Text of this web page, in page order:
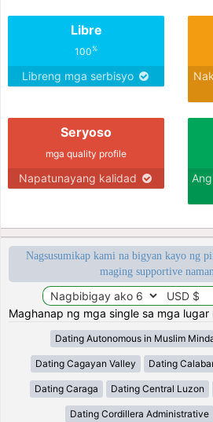
Libre
100%
Libreng mga serbisyo
Seryoso
mga quality profile
Napatunayang kalidad
Nagsusumikap kami na bigyan kayo ng
maging supportive
Maghanap ng mga single sa mga lugar
Dating Autonomous in Muslim
Dating Cagayan Valley Dating
Dating Caraga Dating Central Luzon
Dating Cordillera Administrative